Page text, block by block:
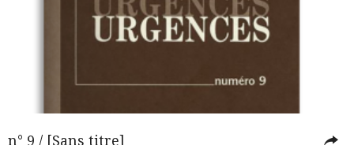
n° 9 / [Sans titre]